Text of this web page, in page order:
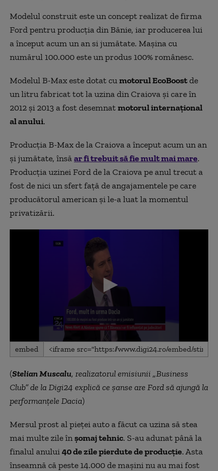
Modelul construit este un concept realizat de firma
Ford pentru producţia din Bănie, iar producerea lui
a început acum un an si jumătate. Maşina cu
numărul 100.000 este un produs 100% românesc.
Modelul B-Max este dotat cumotorul EcoBoostde
un litru fabricat tot la uzina din Craiova şi care în
2012 şi 2013 a fost desemnatmotorul internaţional
al anului.
Producţia B-Max de la Craiova a început acum un an
şi jumătate, însăar fi trebuit să fie mult mai mare.
Producţia uzinei Ford de la Craiova pe anul trecut a
fost de nici un sfert faţă de angajamentele pe care
producătorul american şi le-a luat la momentul
privatizării.
0
seconds
minutes,
7
seconds
embed
(Stelian Muscalu, realizatorul emisiunii „Business
Club” de la Digi24 explică ce șanse are Ford să ajungă la
performanțele Dacia)
Mersul prost al pieţei auto a făcut ca uzina să stea
mai multe zile înşomaj tehnic. S-au adunat până la
finalul anului40 de zile pierdute de producţie. Asta
înseamnă că peste 14.000 de maşini nu au mai fost